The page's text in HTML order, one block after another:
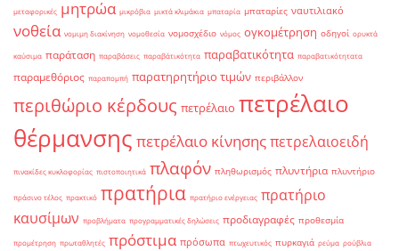
μεταφορικές μητρώα μικρόβια μικτά κλιμάκια μπαταρία μπαταρίες ναυτιλιακό
νοθεία νομιμη διακίνηση νομοθεσία νομοσχέδιο νόμος ογκομέτρηση οδηγοί ορυκτά
καύσιμα παράταση παραβάσεις παραβάτικότητα παραβατικότητα παραβατικότητατα
παραμεθόριος παραπομπή παρατηρητήριο τιμών περιβάλλον
περιθώριο κέρδους πετρέλαιο πετρέλαιο
θέρμανσης πετρέλαιο κίνησηςπετρελαιοειδή
πινακίδες κυκλοφορίας πιστοποιητικά πλαφόν πληθωρισμός πλυντήρια πλυντήριο
πράσινο τέλος πρακτικό πρατήρια πρατήριο ενέργειας πρατήριο
καυσίμων προβλήματα προγραμματικές δηλώσεις προδιαγραφές προθεσμία
προμέτρηση πρωταθλητές πρόστιμα πρόσωπα πτωχευτικός πυρκαγιά ρεύμα ρούβλια